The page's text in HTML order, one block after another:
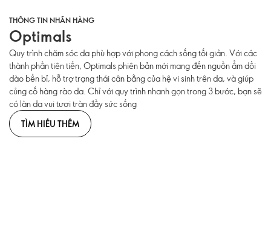
THÔNG TIN NHÃN HÀNG
Optimals
Quy trình chăm sóc da phù hợp với phong cách sống tối giản. Với các
thành phần tiên tiến, Optimals phiên bản mới mang đến nguồn ẩm dồi
dào bền bỉ, hỗ trợ trạng thái cân bằng của hệ vi sinh trên da, và giúp
củng cố hàng rào da. Chỉ với quy trình nhanh gọn trong 3 bước, bạn sẽ
có làn da vui tươi tràn đầy sức sống
TÌM HIỂU THÊM